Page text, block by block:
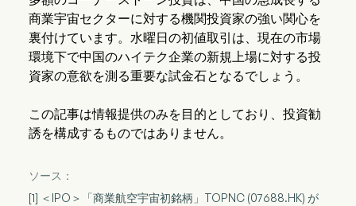
商業宇宙セクターに対する機関投資家の強い関心を
裏付けています。水曜日の初値取引は、現在の市場
環境下で中国のハイテク企業の新規上場に対する投
資家の意欲を測る重要な試金石となるでしょう。
この記事は情報提供のみを目的としており、投資勧
誘を構成するものではありません。
ソース：
[1] ＜IPO＞「商業航空宇宙初銘柄」TOPNC (07688.HK) が